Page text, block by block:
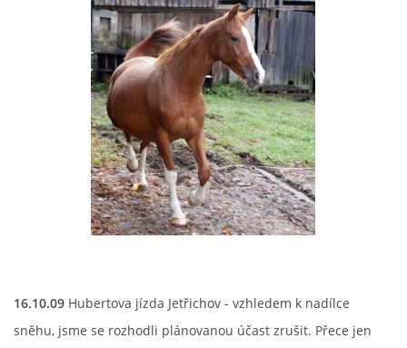
16.10.09 Hubertova jízda Jetřichov - vzhledem k nadílce
sněhu, jsme se rozhodli plánovanou účast zrušit. Přece jen